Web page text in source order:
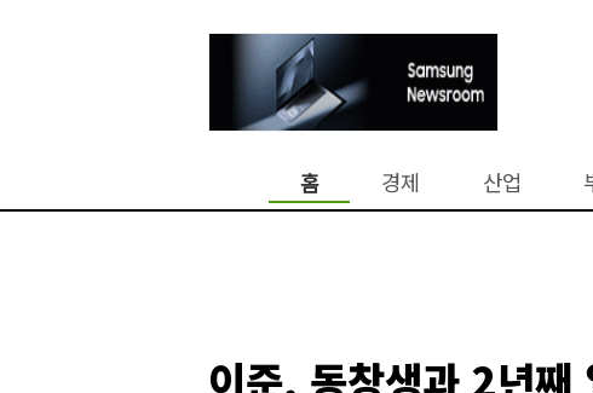
홈 경제 산업
이준, 동창생과 2년